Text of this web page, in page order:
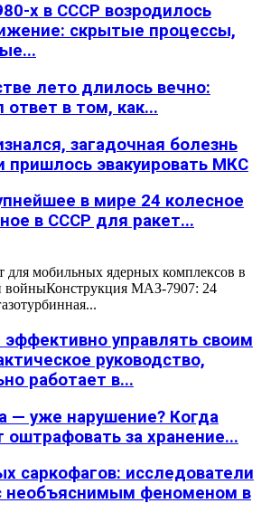
х в СССР возродилось
скрытые процессы,
лето длилось вечно:
в том, как...
загадочная болезнь
пришлось эвакуировать МКС
в мире 24 колесное
в СССР для ракет...
для мобильных ядерных комплексов в
войныКонструкция МАЗ-7907: 24
эффективно управлять своим
руководство,
работает в...
— уже нарушение? Когда
оштрафовать за хранение...
саркофагов: исследователи
необъяснимым феноменом в